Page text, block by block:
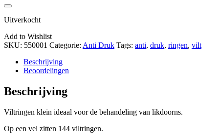
Uitverkocht
Add to Wishlist
SKU: 550001 Categorie: Anti Druk Tags: anti, druk, ringen, vilt
Beschrijving
Beoordelingen
Beschrijving
Viltringen klein ideaal voor de behandeling van likdoorns.
Op een vel zitten 144 viltringen.